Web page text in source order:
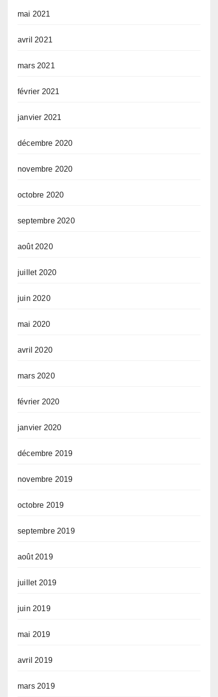
mai 2021
avril 2021
mars 2021
février 2021
janvier 2021
décembre 2020
novembre 2020
octobre 2020
septembre 2020
août 2020
juillet 2020
juin 2020
mai 2020
avril 2020
mars 2020
février 2020
janvier 2020
décembre 2019
novembre 2019
octobre 2019
septembre 2019
août 2019
juillet 2019
juin 2019
mai 2019
avril 2019
mars 2019